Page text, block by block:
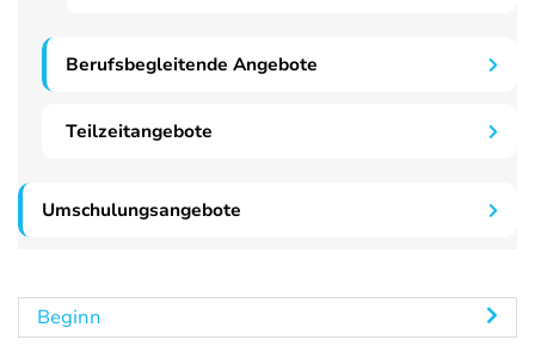
Berufsbegleitende Angebote
Teilzeitangebote
Umschulungsangebote
Beginn